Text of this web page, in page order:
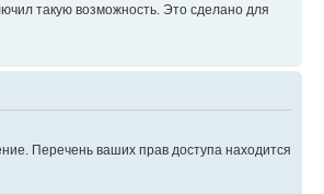
такую возможность. Это сделано для
Перечень ваших прав доступа находится